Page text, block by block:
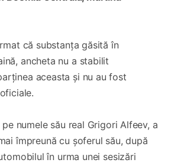
că substanța găsită în
ancheta nu a stabilit
aceasta și nu au fost
numele său real Grigori Alfeev, a
împreună cu șoferul său, după
în urma unei sesizări